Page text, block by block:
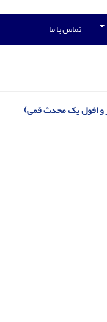
تماس با ما
و افول یک محدث قمی)